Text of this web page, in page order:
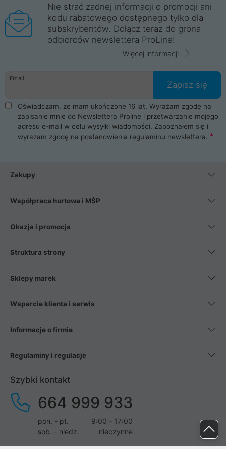
Nie strać żadnej informacji o promocji ani
kodu rabatowego dostępnego tylko dla
subskrybentów. Dołącz teraz do grona
odbiorców newslettera ProLine!
Więcej informacji
Email
Zapisz się
Oświadczam, że mam ukończone 16 lat. Wyrażam zgodę na
zapisanie mnie do Newslettera Proline i przetwarzanie mojego
adresu e-mail w celu wysyłki wiadomości. Zapoznałem się i
wyrażam zgodę na postanowienia regulaminu newslettera.
Zakupy
Współpraca hurtowa i MŚP
Okazja i promocja
Struktura strony
Sklepy marek
Wsparcie klienta i serwis
Informacje o firmie
Regulaminy i regulacje
Szybki kontakt
664 999 933
pon. - pt.
9:00 - 17:00
sob. - niedz.
nieczynne